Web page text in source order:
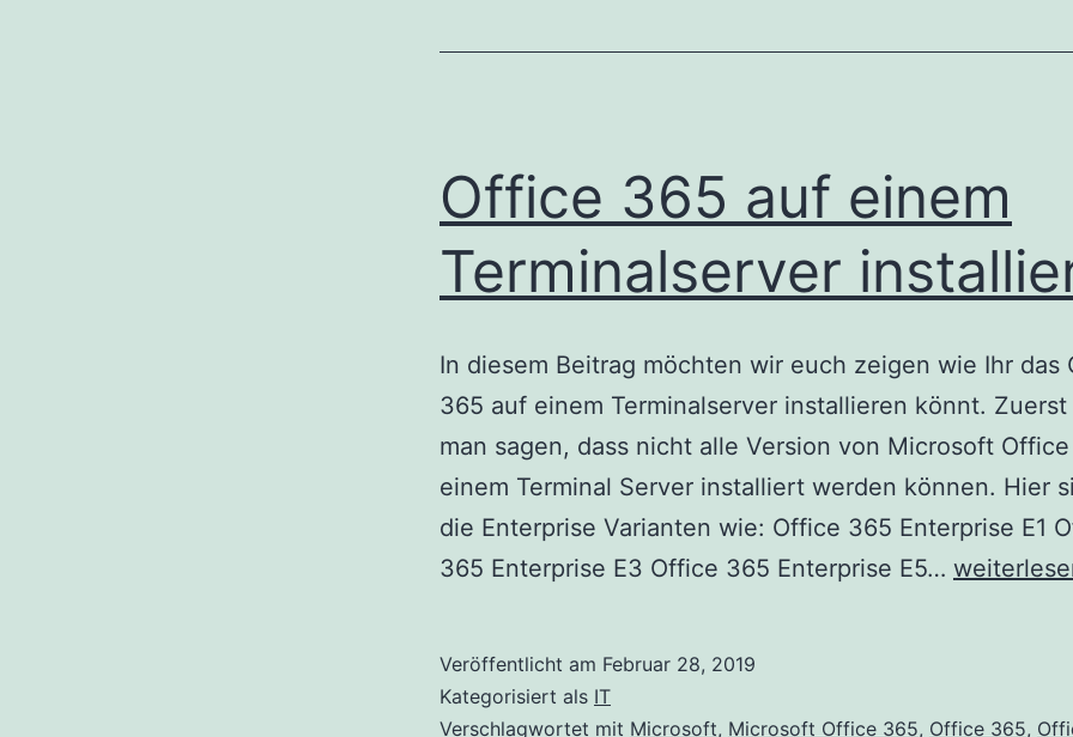
Office 365 auf einem
Terminalserver
In diesem Beitrag möchten wir euch zeigen wie Ihr das
365 auf einem Terminalserver installieren könnt. Zuerst
man sagen, dass nicht alle Version von Microsoft
einem Terminal Server installiert werden können. Hier
die Enterprise Varianten wie: Office 365 Enterprise E1
365 Enterprise E3 Office 365 Enterprise E5… Office
Veröffentlicht am Februar 28, 2019
Kategorisiert als IT
Verschlagwortet mit Microsoft, Microsoft Office 365, Office 365,